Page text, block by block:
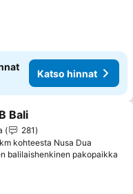
Katso hinnat
Bali
281
kohteesta Nusa Dua
balilaishenkinen pakopaikka